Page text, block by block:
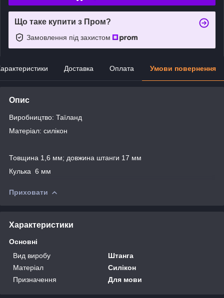
Що таке купити з Пром?
Замовлення під захистом
Доставка Оплата Умови повернення
Опис
Виробництво: Таїланд
Матеріал: силікон
Товщина 1,6 мм; довжина штанги 17 мм
Кулька 6 мм
Приховати
Характеристики
Основні
Вид виробу
Штанга
Матеріал
Силікон
Призначення
Для мови